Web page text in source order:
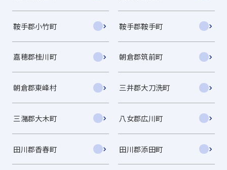
鞍手郡小竹町 鞍手郡鞍手町
嘉穂郡桂川町 朝倉郡筑前町
朝倉郡東峰村 三井郡大刀洗町
三潴郡大木町 八女郡広川町
田川郡香春町 田川郡添田町